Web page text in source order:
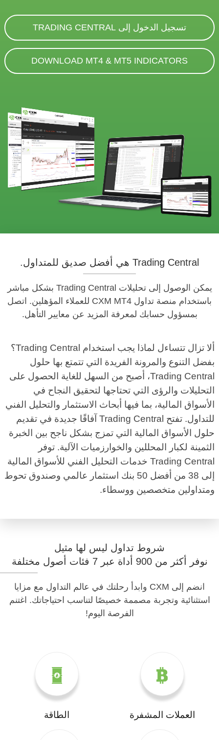
تسجيل الدخول إلى TRADING CENTRAL
DOWNLOAD MT4 & MT5 INDICATORS
Trading Central هي أفضل صديق للمتداول.
يمكن الوصول إلى تحليلات Trading Central بشكل مباشر
باستخدام منصة تداول CXM MT4 للعملاء المؤهلين. اتصل
بمسؤول حسابك لمعرفة المزيد عن معايير التأهل.
ألا تزال تتساءل لماذا يجب استخدام Trading Central؟
بفضل التنوع والمرونة الفريدة التي تتمتع بها حلول
Trading Central، أصبح من السهل للغاية الحصول على
التحليلات والرؤى التي تحتاجها لتحقيق النجاح في
الأسواق المالية، بما فيها أبحاث الاستثمار والتحليل الفني
للتداول. تفتح Trading Central آفاقًا جديدة في تقديم
حلول الأسواق المالية التي تمزج بشكل ناجح بين الخبرة
الثمينة لكبار المحللين والخوارزميات الآلية. توفر
Trading Central خدمات التحليل الفني للأسواق المالية
إلى 38 من أفضل 50 بنك استثمار عالمي وصندوق تحوط
ومتداولين متخصصين ووسطاء.
شروط تداول ليس لها مثيل
نوفر أكثر من 900 أداة عبر 7 فئات أصول مختلفة
انضم إلى CXM وابدأ رحلتك في عالم التداول مع مزايا
استثنائية وتجربة مصممة خصيصًا لتناسب احتياجاتك. اغتنم
الفرصة اليوم!
العملات المشفرة الطاقة